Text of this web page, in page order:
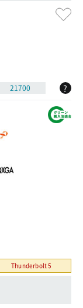
21700 ?
Thunderbolt 5